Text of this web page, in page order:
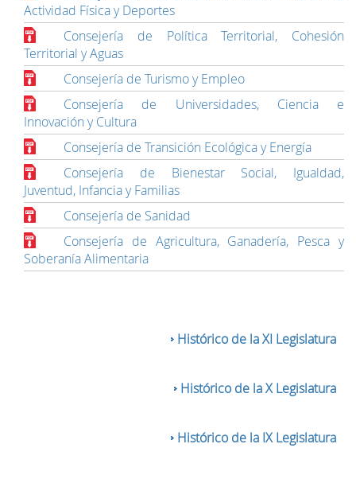
Actividad Física y Deportes
Consejería de Política Territorial, Cohesión
Territorial y Aguas
Consejería de Turismo y Empleo
Consejería de Universidades, Ciencia e
Innovación y Cultura
Consejería de Transición Ecológica y Energía
Consejería de Bienestar Social, Igualdad,
Juventud, Infancia y Familias
Consejería de Sanidad
Consejería de Agricultura, Ganadería, Pesca y
Soberanía Alimentaria
Histórico de la XI Legislatura
Histórico de la X Legislatura
Histórico de la IX Legislatura